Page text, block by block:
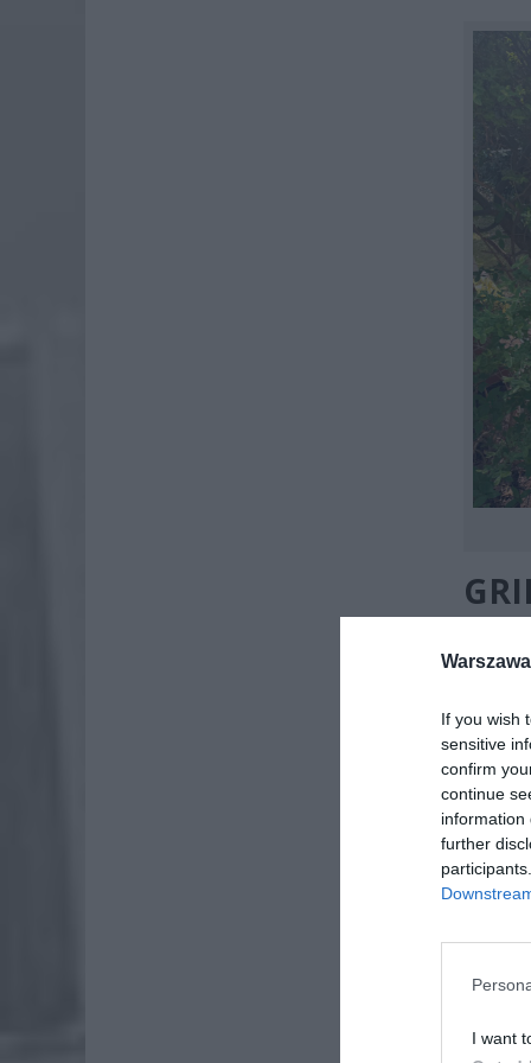
If you wish
sensitive
confirm
continue
information
further
I want